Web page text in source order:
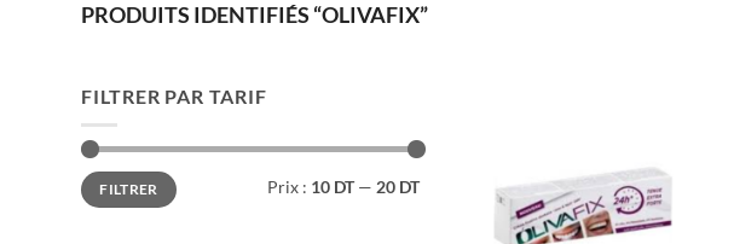
PRODUITS IDENTIFIÉS “OLIVAFIX”
FILTRER PAR TARIF
Prix
min
Prix
maxFILTRER Prix : 10 DT— 20 DT